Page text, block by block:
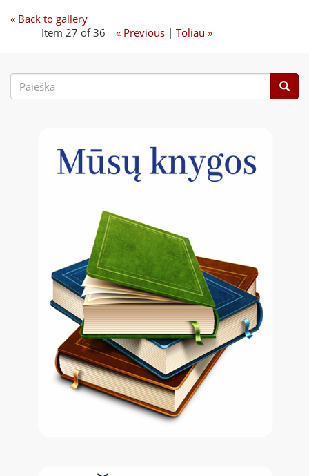
« Back to gallery
Item 27 of 36
« Previous| Toliau »
Paieškos